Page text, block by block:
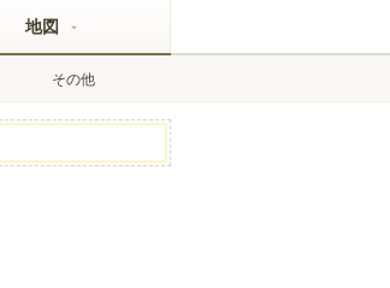
その他
地図